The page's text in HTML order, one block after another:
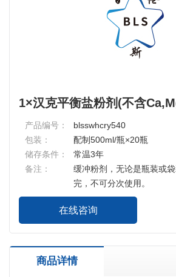
1×汉克平衡盐粉剂(不含
产品编号：
blsswhcry540
包装：
配制500ml/瓶×20瓶
储存条件：
常温3年
备注：
缓冲粉剂，无论是瓶装或
完，不可分次使用。
在线咨询
商品详情